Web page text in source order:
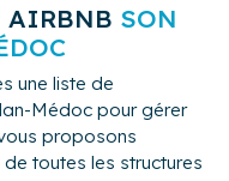
AIRBNB SON
une liste de
Médoc pour gérer
proposons
toutes les structures